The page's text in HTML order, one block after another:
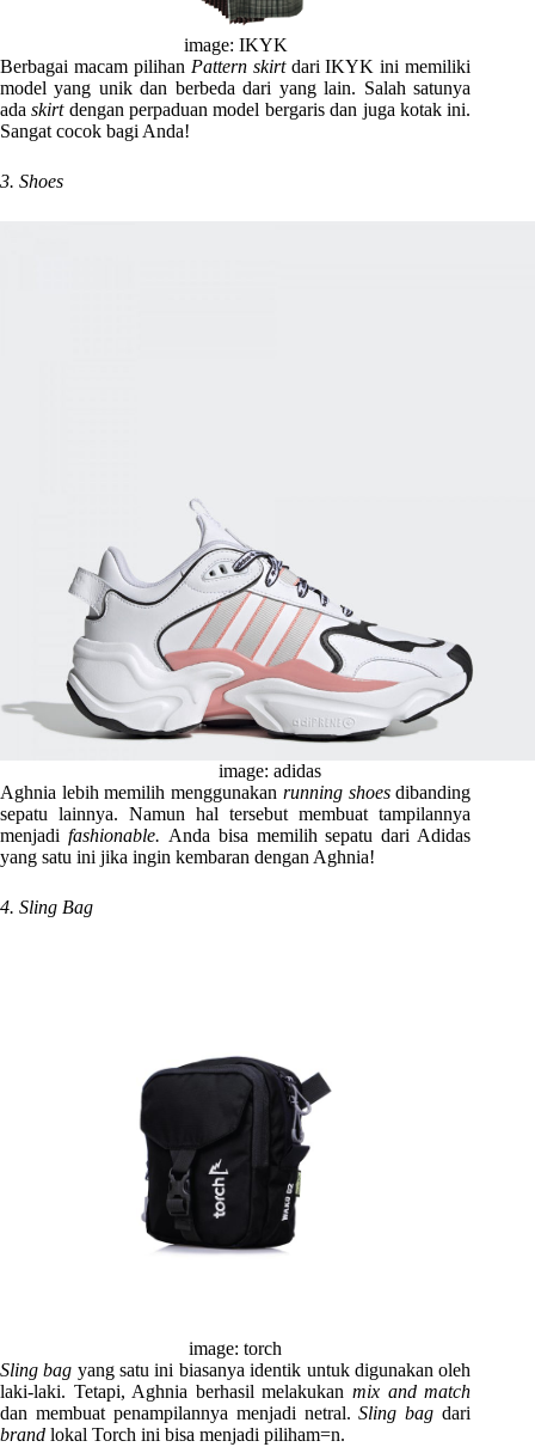
image: IKYK
Berbagai macam pilihan Pattern skirt dari IKYK ini memiliki
model yang unik dan berbeda dari yang lain. Salah satunya
adaskirt dengan perpaduan model bergaris dan juga kotak ini.
Sangat cocok bagi Anda!
3. Shoes
image: adidas
Aghnia lebih memilih menggunakan running shoesdibanding
sepatu lainnya. Namun hal tersebut membuat tampilannya
menjadi fashionable. Anda bisa memilih sepatu dari Adidas
yang satu ini jika ingin kembaran dengan Aghnia!
4. Sling Bag
image: torch
Sling bag yang satu ini biasanya identik untuk digunakan oleh
laki-laki. Tetapi, Aghnia berhasil melakukanmix and match
dan membuat penampilannya menjadi netral.Sling bagdari
brand lokal Torch ini bisa menjadi piliham=n.